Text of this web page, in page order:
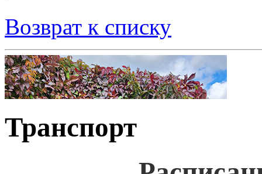
Возврат к списку
Транспорт